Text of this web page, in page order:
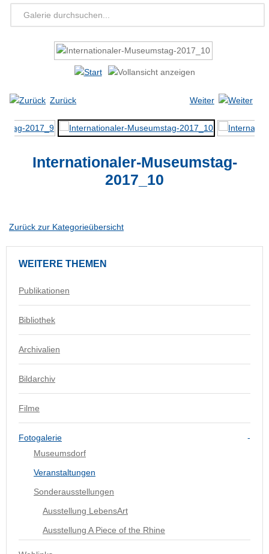
Zurück Weiter
Internationaler-Museumstag-
2017_10
Zurück zur Kategorieübersicht
WEITERE THEMEN
Publikationen
Bibliothek
Archivalien
Bildarchiv
Filme
Fotogalerie
Museumsdorf
Veranstaltungen
Sonderausstellungen
Ausstellung LebensArt
Ausstellung A Piece of the Rhine